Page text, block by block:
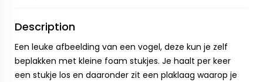
Description
Een leuke afbeelding van een vogel, deze kun je zelf
beplakken met kleine foam stukjes. Je haalt per keer
een stukje los en daaronder zit een plaklaag waarop je